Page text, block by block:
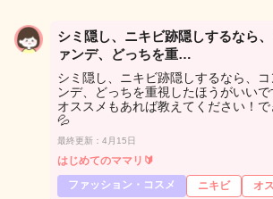
シミ隠し、ニキビ跡隠しするなら
ァンデ、どっちを重…
シミ隠し、ニキビ跡隠しするなら、
ンデ、どっちを重視したほうがいいで
オススメもあれば教えてください！
💦
最終更新：4月15日
はじめてのママリ🔰
ファッション・コスメ
ニキビ オ